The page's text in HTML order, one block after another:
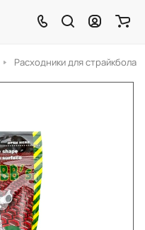
Расходники для страйкбола